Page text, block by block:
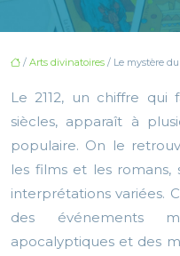
/ Arts divinatoires / Le mystère
Le 2112, un chiffre qui
siècles, apparaît à
populaire. On le
les films et les romans,
interprétations variées.
des événements
apocalyptiques et des